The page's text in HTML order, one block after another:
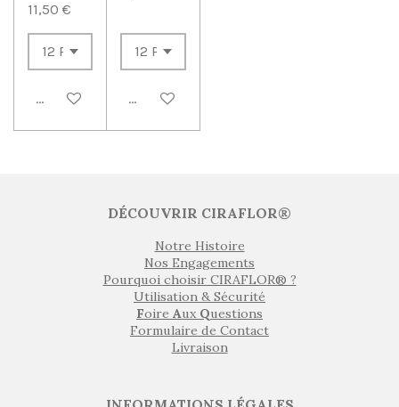
11,50 €
Ajouter au panierAjouter au panier
DÉCOUVRIR CIRAFLOR®
Notre Histoire
Nos Engagements
Pourquoi choisir CIRAFLOR® ?
Utilisation & Sécurité
Foire Aux Questions
Formulaire de Contact
Livraison